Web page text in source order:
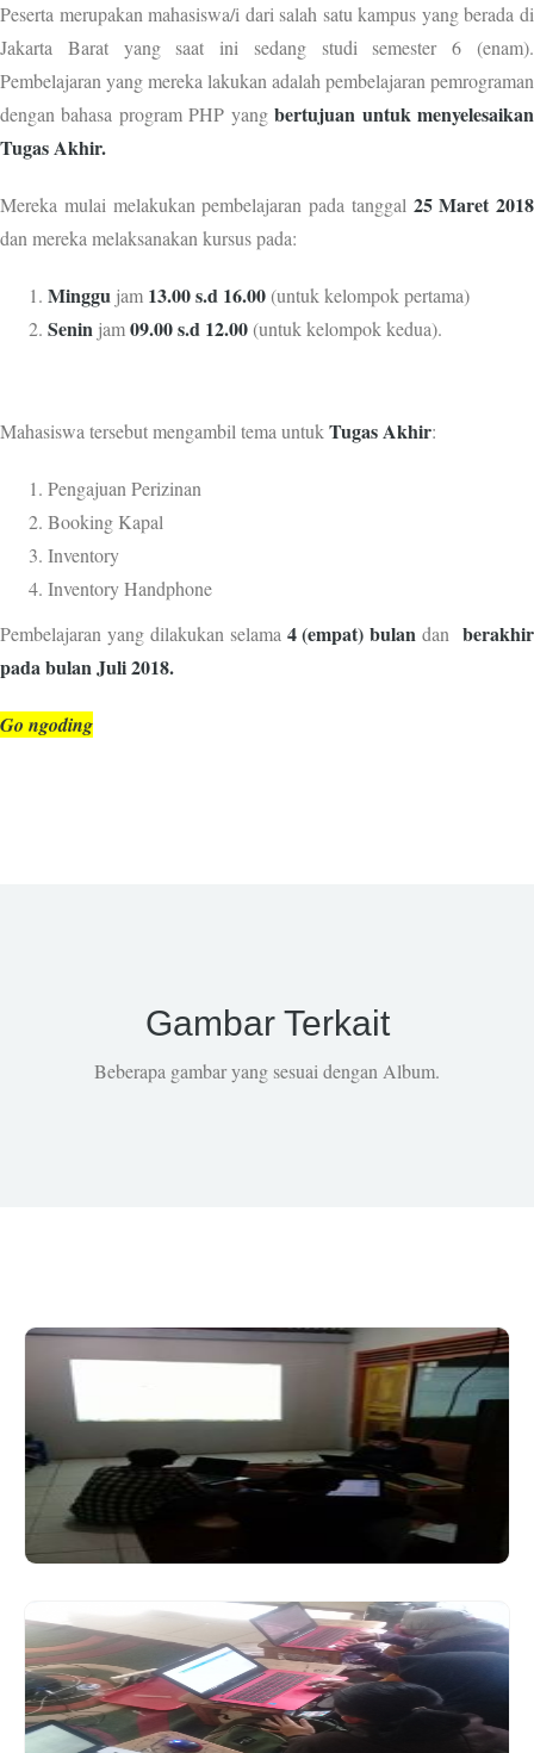
Peserta merupakan mahasiswa/i dari salah satu kampus yang berada di
Jakarta Barat yang saat ini sedang studi semester 6 (enam).
Pembelajaran yang mereka lakukan adalah pembelajaran pemrograman
dengan bahasa program PHP yangbertujuan untuk menyelesaikan
Tugas Akhir.
Mereka mulai melakukan pembelajaran pada tanggal 25 Maret 2018
dan mereka melaksanakan kursus pada:
Minggu jam 13.00 s.d 16.00 (untuk kelompok pertama)
Senin jam09.00 s.d 12.00 (untuk kelompok kedua).
Mahasiswa tersebut mengambil tema untukTugas Akhir:
Pengajuan Perizinan
Booking Kapal
Inventory
Inventory Handphone
Pembelajaran yang dilakukan selama 4 (empat) bulan danberakhir
pada bulan Juli 2018.
Go ngoding
Gambar Terkait
Beberapa gambar yang sesuai dengan Album.